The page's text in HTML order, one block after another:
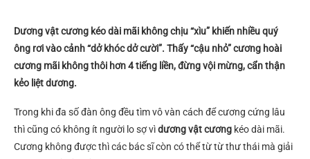
Dương vật cương kéo dài mãi không chịu “xìu” khiến nhiều quý
ông rơi vào cảnh “dở khóc dở cười”. Thấy “cậu nhỏ” cương hoài
cương mãi không thôi hơn 4 tiếng liền, đừng vội mừng, cẩn thận
kẻo liệt dương.
Trong khi đa số đàn ông đều tìm vô vàn cách để cương cứng lâu
thì cũng có không ít người lo sợ vìdương vật cương kéo dài mãi.
Cương không được thì các bác sĩ còn có thể từ từ thư thái mà giải